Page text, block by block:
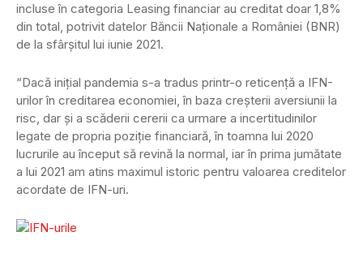
incluse în categoria Leasing financiar au creditat doar 1,8%
din total, potrivit datelor Băncii Naționale a României (BNR)
de la sfârșitul lui iunie 2021.
“Dacă inițial pandemia s-a tradus printr-o reticență a IFN-
urilor în creditarea economiei, în baza creșterii aversiunii la
risc, dar și a scăderii cererii ca urmare a incertitudinilor
legate de propria poziție financiară, în toamna lui 2020
lucrurile au început să revină la normal, iar în prima jumătate
a lui 2021 am atins maximul istoric pentru valoarea creditelor
acordate de IFN-uri.